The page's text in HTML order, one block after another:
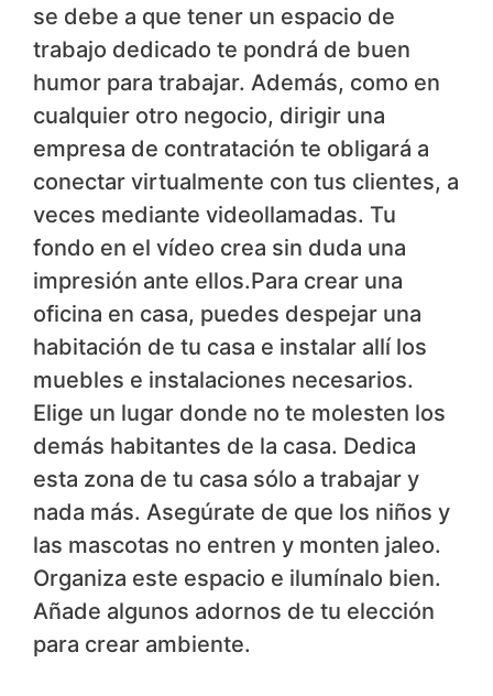
se debe a que tener un espacio de
trabajo dedicado te pondrá de buen
humor para trabajar. Además, como en
cualquier otro negocio, dirigir una
empresa de contratación te obligará a
conectar virtualmente con tus clientes, a
veces mediante videollamadas. Tu
fondo en el vídeo crea sin duda una
impresión ante ellos.Para crear una
oficina en casa, puedes despejar una
habitación de tu casa e instalar allí los
muebles e instalaciones necesarios.
Elige un lugar donde no te molesten los
demás habitantes de la casa. Dedica
esta zona de tu casa sólo a trabajar y
nada más. Asegúrate de que los niños y
las mascotas no entren y monten jaleo.
Organiza este espacio e ilumínalo bien.
Añade algunos adornos de tu elección
para crear ambiente.